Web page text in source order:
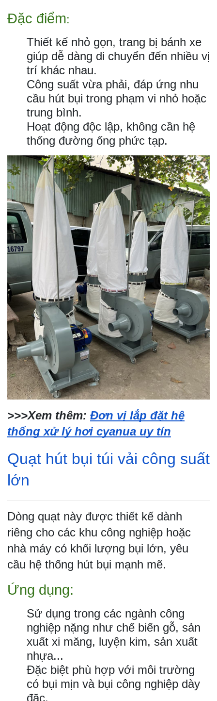
Đặc điểm:
Thiết kế nhỏ gọn, trang bị bánh xe
giúp dễ dàng di chuyển đến nhiều vị
trí khác nhau.
Công suất vừa phải, đáp ứng nhu
cầu hút bụi trong phạm vi nhỏ hoặc
trung bình.
Hoạt động độc lập, không cần hệ
thống đường ống phức tạp.
>>>Xem thêm: Đơn vị lắp đặt hệ
thống xử lý hơi cyanua uy tín
Quạt hút bụi túi vải công suất
lớn
Dòng quạt này được thiết kế dành
riêng cho các khu công nghiệp hoặc
nhà máy có khối lượng bụi lớn, yêu
cầu hệ thống hút bụi mạnh mẽ.
Ứng dụng:
Sử dụng trong các ngành công
nghiệp nặng như chế biến gỗ, sản
xuất xi măng, luyện kim, sản xuất
nhựa...
Đặc biệt phù hợp với môi trường
có bụi mịn và bụi công nghiệp dày
đặc.